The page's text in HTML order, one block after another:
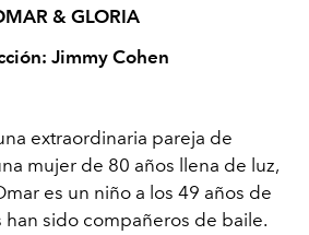
& GLORIA
Jimmy Cohen
extraordinaria pareja de
mujer de 80 años llena de luz,
es un niño a los 49 años de
han sido compañeros de baile.